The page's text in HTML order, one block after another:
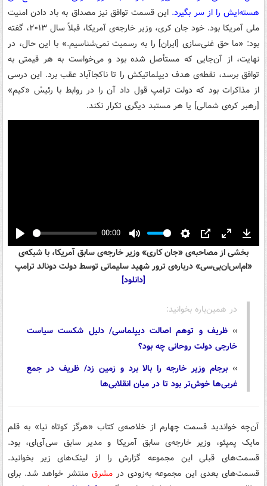
هسته‌ایش را از سر بگیرد. این قسمت توافق نیز مصداق به باد دادن امنیت
ملی آمریکا بود. خود جان کری، وزیر خارجه‌ی آمریکا، قبلاً سال ۲۰۱۳، گفته
بود: «ما حق غنی‌سازی [ایران] را به رسمیت نمی‌شناسیم.» با این حال، در
نهایت، از آن‌جایی که مستأصل شده بود و می‌خواست به هر قیمتی به
توافق برسد، نقطه‌ی هدف دیپلماتیکش را تا ناکجاآباد عقب برد. این درسی
از مذاکرات بود که دولت ترامپ قول داد آن را در روابط با رئیسْ «کیم»
[رهبر کره‌ی شمالی] یا هر مستبد دیگری تکرار نکند.
Play
00:00
Mute Settings
PIP Enter
fullscreen
بخشی از مصاحبه‌ی «جان کاری» وزیر خارجه‌ی سابق آمریکا، با شبکه‌ی
«ام‌اس‌ان‌بی‌سی» درباره‌ی ترور شهید سلیمانی توسط دولت دونالد ترامپ
[دانلود]
در همین‌باره بخوانید:
›› ظریف و توهم اصالت دیپلماسی/ دلیل شکست سیاست
خارجی دولت روحانی چه بود؟
›› برجام وزیر خارجه را بالا برد و زمین زد/ ظریف در جمع
غربی‌ها خوش‌تر بود تا در میان انقلابی‌ها
آن‌چه خواندید قسمت چهارم از خلاصه‌ی کتاب «هرگز کوتاه نیا» به قلم
مایک پمپئو، وزیر خارجه‌ی سابق آمریکا و مدیر سابق سی‌آی‌ای، بود.
قسمت‌های قبلی این مجموعه گزارش را از لینک‌های زیر بخوانید.
قسمت‌های بعدی این مجموعه به‌زودی درمشرق منتشر خواهد شد. برای